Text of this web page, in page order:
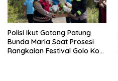
Polisi Ikut Gotong Patung
Bunda Maria Saat Prosesi
Rangkaian Festival Golo Koe